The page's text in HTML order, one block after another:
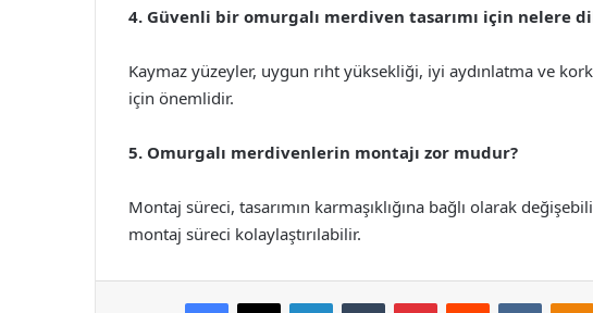
4. Güvenli bir omurgalı merdiven tasarımı için nelere
Kaymaz yüzeyler, uygun rıht yüksekliği, iyi aydınlatma ve
için önemlidir.
5. Omurgalı merdivenlerin montajı zor mudur?
Montaj süreci, tasarımın karmaşıklığına bağlı olarak
montaj süreci kolaylaştırılabilir.
Facebook
X LinkedInTumblr PinterestReddit